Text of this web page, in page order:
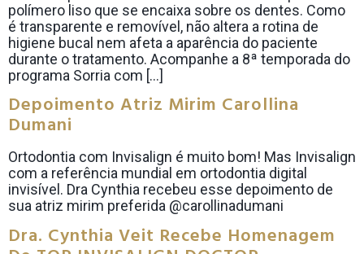
polímero liso que se encaixa sobre os dentes. Como
é transparente e removível, não altera a rotina de
higiene bucal nem afeta a aparência do paciente
durante o tratamento. Acompanhe a 8ª temporada do
programa Sorria com […]
Depoimento Atriz Mirim Carollina
Dumani
Ortodontia com Invisalign é muito bom! Mas Invisalign
com a referência mundial em ortodontia digital
invisível. Dra Cynthia recebeu esse depoimento de
sua atriz mirim preferida @carollinadumani
Dra. Cynthia Veit Recebe Homenagem